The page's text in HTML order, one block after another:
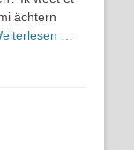
ächtern
…